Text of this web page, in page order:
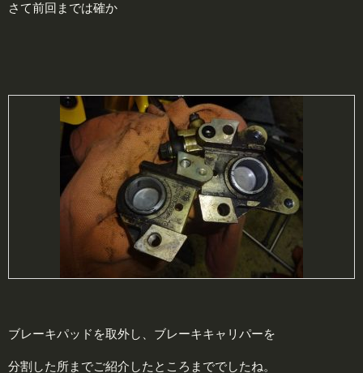
さて前回までは確か
ブレーキパッドを取外し、ブレーキキャリパーを
分割した所までご紹介したところまででしたね。